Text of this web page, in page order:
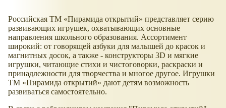
Российская ТМ Пирамида открытий
представляет серию
развивающих игрушек, охватывающих основные
направления школьного образования. Ассортимент
широкий: от говорящей азбуки для малышей до красок и
магнитных досок, а также - конструкторы 3D и мягкие
игрушки, читающие стихи и чистоговорки, раскраски и
принадлежности для творчества и многое другое. Игрушки
ТМ
Пирамида открытий
дают детям возможность
развиваться самостоятельно.